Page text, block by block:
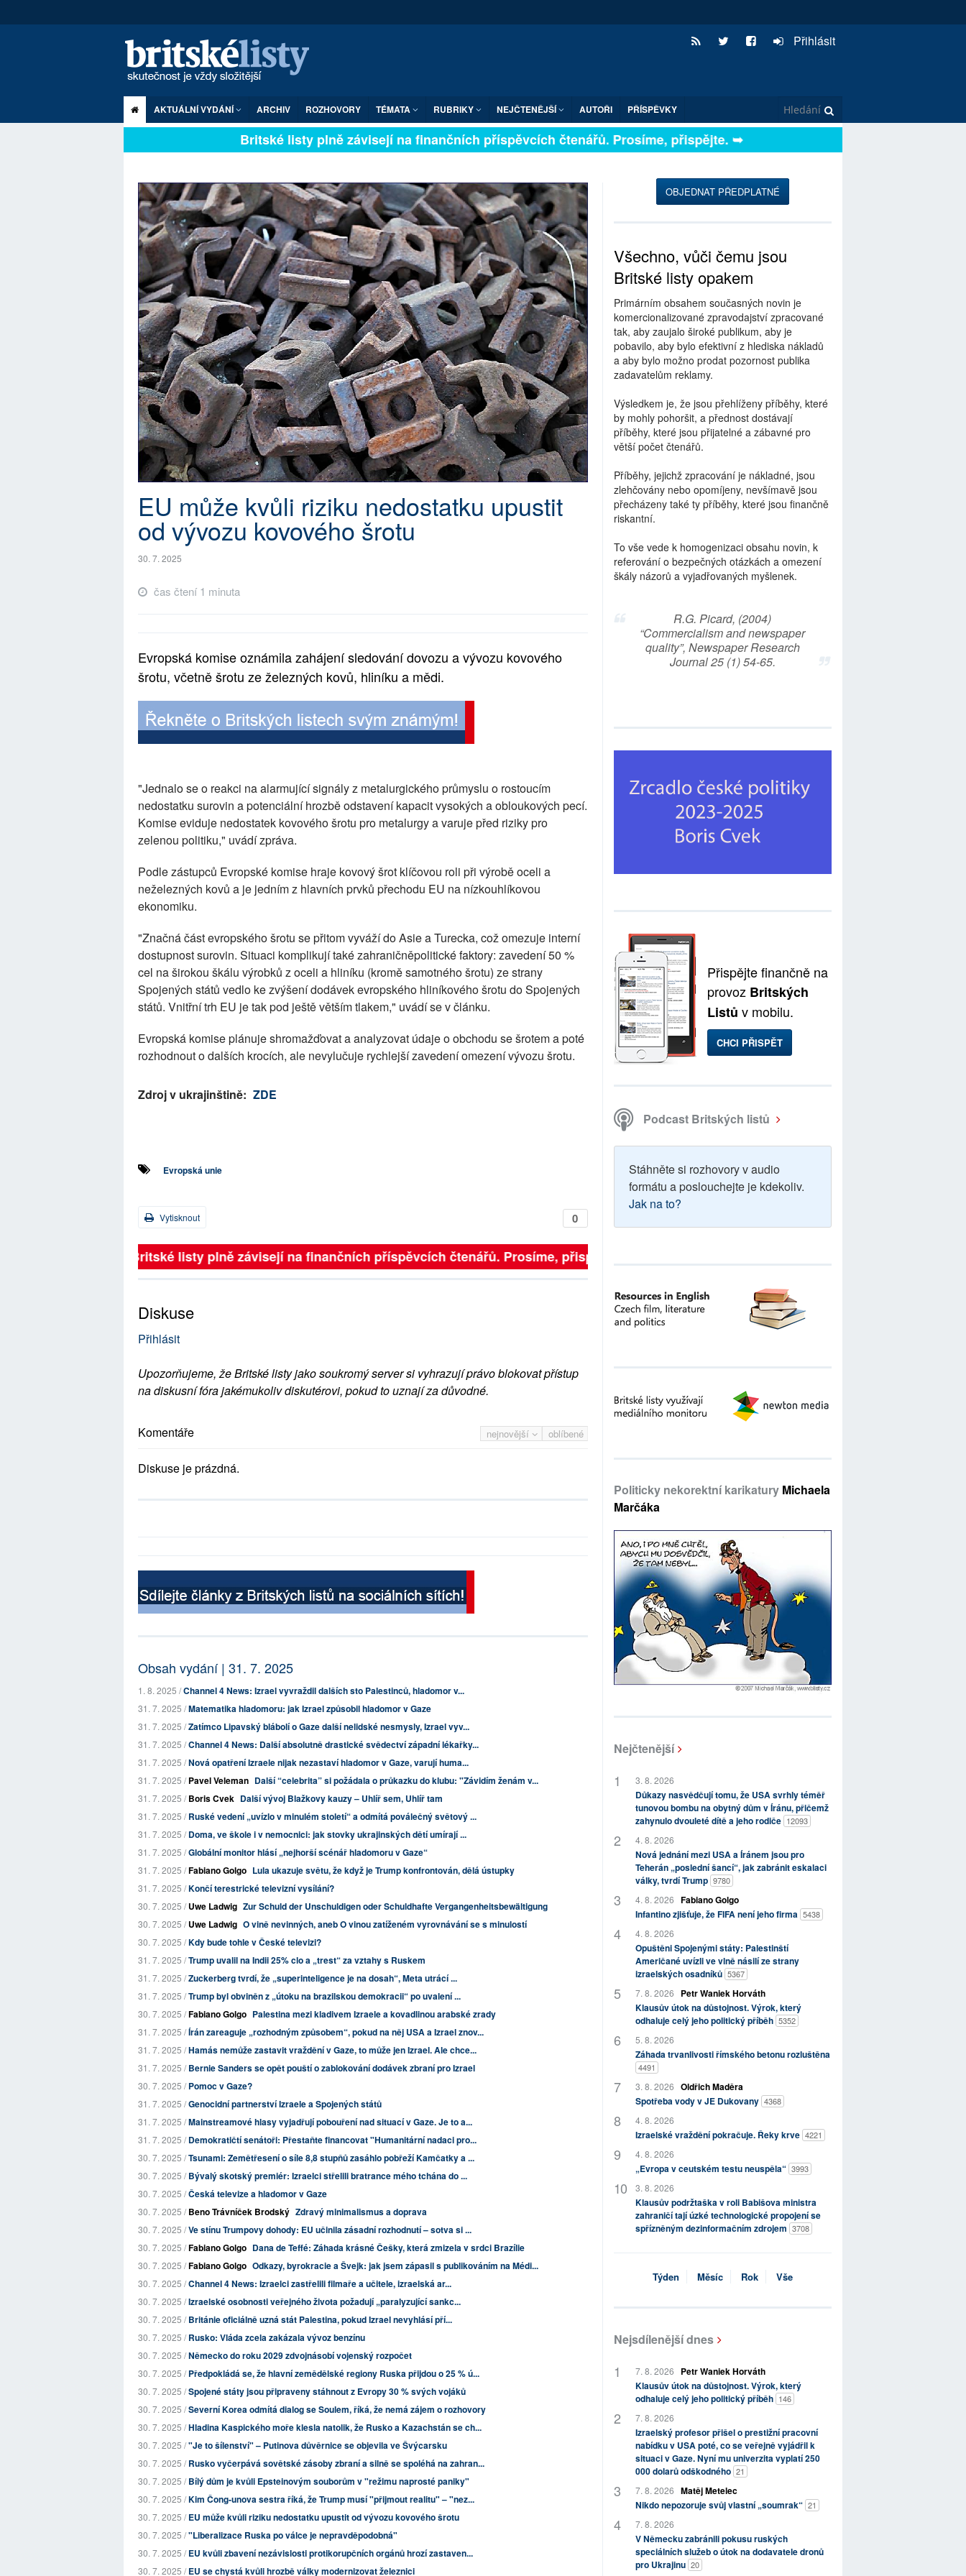
Přihlásit
AKTUÁLNÍ VYDÁNÍ ARCHIV ROZHOVORY TÉMATA RUBRIKY NEJČTENĚJŠÍ AUTOŘI PŘÍSPĚVKY
Britské listy plně závisejí na finančních příspěvcích čtenářů. Prosíme, přispějte. ➥
EU může kvůli riziku nedostatku upustit
od vývozu kovového šrotu
30. 7. 2025
čas čtení 1 minuta
Evropská komise oznámila zahájení sledování dovozu a vývozu kovového
šrotu, včetně šrotu ze železných kovů, hliníku a mědi.
"Jednalo se o reakci na alarmující signály z metalurgického průmyslu o rostoucím
nedostatku surovin a potenciální hrozbě odstavení kapacit vysokých a obloukových pecí.
Komise eviduje nedostatek kovového šrotu pro metalurgy a varuje před riziky pro
zelenou politiku," uvádí zpráva.
Podle zástupců Evropské komise hraje kovový šrot klíčovou roli při výrobě oceli a
neželezných kovů a je jedním z hlavních prvků přechodu EU na nízkouhlíkovou
ekonomiku.
"Značná část evropského šrotu se přitom vyváží do Asie a Turecka, což omezuje interní
dostupnost surovin. Situaci komplikují také zahraničněpolitické faktory: zavedení 50 %
cel na širokou škálu výrobků z oceli a hliníku (kromě samotného šrotu) ze strany
Spojených států vedlo ke zvýšení dodávek evropského hliníkového šrotu do Spojených
států. Vnitřní trh EU je tak pod ještě větším tlakem," uvádí se v článku.
Evropská komise plánuje shromažďovat a analyzovat údaje o obchodu se šrotem a poté
rozhodnout o dalších krocích, ale nevylučuje rychlejší zavedení omezení vývozu šrotu.
Zdroj v ukrajinštině: ZDE
Evropská unie
0
Vytisknout
Britské listy plně závisejí na finančních příspěvcích čtenářů. Prosíme, přispějte. ➥
Diskuse
Přihlásit
Upozorňujeme, že Britské listy jako soukromý server si vyhrazují právo blokovat přístup
na diskusní fóra jakémukoliv diskutérovi, pokud to uznají za důvodné.
nejnovější oblíbené
Komentáře
Diskuse je prázdná.
Obsah vydání | 31. 7. 2025
1. 8. 2025 /Channel 4 News: Izrael vyvraždil dalších sto Palestinců, hladomor v...
31. 7. 2025 /Matematika hladomoru: jak Izrael způsobil hladomor v Gaze
31. 7. 2025 /Zatímco Lipavský blábolí o Gaze další nelidské nesmysly, Izrael vyv...
31. 7. 2025 /Channel 4 News: Další absolutně drastické svědectví západní lékařky...
31. 7. 2025 /Nová opatření Izraele nijak nezastaví hladomor v Gaze, varují huma...
31. 7. 2025 /Pavel Veleman Další “celebrita” si požádala o průkazku do klubu: "Závidím ženám v...
31. 7. 2025 /Boris Cvek Další vývoj Blažkovy kauzy – Uhlíř sem, Uhlíř tam
31. 7. 2025 /Ruské vedení „uvízlo v minulém století“ a odmítá poválečný světový ...
31. 7. 2025 /Doma, ve škole i v nemocnici: jak stovky ukrajinských dětí umírají ...
31. 7. 2025 /Globální monitor hlásí „nejhorší scénář hladomoru v Gaze“
31. 7. 2025 /Fabiano Golgo Lula ukazuje světu, že když je Trump konfrontován, dělá ústupky
31. 7. 2025 /Končí terestrické televizní vysílání?
30. 7. 2025 /Uwe Ladwig Zur Schuld der Unschuldigen oder Schuldhafte Vergangenheitsbewältigung
30. 7. 2025 /Uwe Ladwig O vině nevinných, aneb O vinou zatíženém vyrovnávání se s minulostí
30. 7. 2025 /Kdy bude tohle v České televizi?
31. 7. 2025 /Trump uvalil na Indii 25% clo a „trest“ za vztahy s Ruskem
31. 7. 2025 /Zuckerberg tvrdí, že „superinteligence je na dosah“, Meta utrácí ...
31. 7. 2025 /Trump byl obviněn z „útoku na brazilskou demokracii“ po uvalení ...
30. 7. 2025 /Fabiano Golgo Palestina mezi kladivem Izraele a kovadlinou arabské zrady
31. 7. 2025 /Írán zareaguje „rozhodným způsobem“, pokud na něj USA a Izrael znov...
31. 7. 2025 /Hamás nemůže zastavit vraždění v Gaze, to může jen Izrael. Ale chce...
31. 7. 2025 /Bernie Sanders se opět pouští o zablokování dodávek zbraní pro Izrael
30. 7. 2025 /Pomoc v Gaze?
31. 7. 2025 /Genocidní partnerství Izraele a Spojených států
31. 7. 2025 /Mainstreamové hlasy vyjadřují pobouření nad situací v Gaze. Je to a...
31. 7. 2025 /Demokratičtí senátoři: Přestaňte financovat "Humanitární nadaci pro...
30. 7. 2025 /Tsunami: Zemětřesení o síle 8,8 stupňů zasáhlo pobřeží Kamčatky a ...
30. 7. 2025 /Bývalý skotský premiér: Izraelci střelili bratrance mého tchána do ...
30. 7. 2025 /Česká televize a hladomor v Gaze
30. 7. 2025 /Beno Trávníček Brodský Zdravý minimalismus a doprava
30. 7. 2025 /Ve stínu Trumpovy dohody: EU učinila zásadní rozhodnutí – sotva si ...
30. 7. 2025 /Fabiano Golgo Dana de Teffé: Záhada krásné Češky, která zmizela v srdci Brazílie
30. 7. 2025 /Fabiano Golgo Odkazy, byrokracie a Švejk: jak jsem zápasil s publikováním na Médi...
30. 7. 2025 /Channel 4 News: Izraelci zastřelili filmaře a učitele, izraelská ar...
30. 7. 2025 /Izraelské osobnosti veřejného života požadují „paralyzující sankc...
30. 7. 2025 /Británie oficiálně uzná stát Palestina, pokud Izrael nevyhlásí pří...
30. 7. 2025 /Rusko: Vláda zcela zakázala vývoz benzínu
30. 7. 2025 /Německo do roku 2029 zdvojnásobí vojenský rozpočet
30. 7. 2025 /Předpokládá se, že hlavní zemědělské regiony Ruska přijdou o 25 % ú...
30. 7. 2025 /Spojené státy jsou připraveny stáhnout z Evropy 30 % svých vojáků
30. 7. 2025 /Severní Korea odmítá dialog se Soulem, říká, že nemá zájem o rozhovory
30. 7. 2025 /Hladina Kaspického moře klesla natolik, že Rusko a Kazachstán se ch...
30. 7. 2025 /"Je to šílenství" – Putinova důvěrnice se objevila ve Švýcarsku
30. 7. 2025 /Rusko vyčerpává sovětské zásoby zbraní a silně se spoléhá na zahran...
30. 7. 2025 /Bílý dům je kvůli Epsteinovým souborům v "režimu naprosté paniky"
30. 7. 2025 /Kim Čong-unova sestra říká, že Trump musí "přijmout realitu" – "nez...
30. 7. 2025 /EU může kvůli riziku nedostatku upustit od vývozu kovového šrotu
30. 7. 2025 /"Liberalizace Ruska po válce je nepravděpodobná"
30. 7. 2025 /EU kvůli zbavení nezávislosti protikorupčních orgánů hrozí zastaven...
30. 7. 2025 /EU se chystá kvůli hrozbě války modernizovat železnici
OBJEDNAT PŘEDPLATNÉ
Všechno, vůči čemu jsou
Britské listy opakem
Primárním obsahem současných novin je
komercionalizované zpravodajství zpracované
tak, aby zaujalo široké publikum, aby je
pobavilo, aby bylo efektivní z hlediska nákladů
a aby bylo možno prodat pozornost publika
zadavatelům reklamy.
Výsledkem je, že jsou přehlíženy příběhy, které
by mohly pohoršit, a přednost dostávají
příběhy, které jsou přijatelné a zábavné pro
větší počet čtenářů.
Příběhy, jejichž zpracování je nákladné, jsou
zlehčovány nebo opomíjeny, nevšímavě jsou
přecházeny také ty příběhy, které jsou finančně
riskantní.
To vše vede k homogenizaci obsahu novin, k
referování o bezpečných otázkách a omezení
škály názorů a vyjadřovaných myšlenek.
R.G. Picard, (2004)
“Commercialism and newspaper
quality”, Newspaper Research
Journal 25 (1) 54-65.
Přispějte finančně na
provoz Britských
Listů v mobilu.
CHCI PŘISPĚT
Podcast Britských listů
Stáhněte si rozhovory v audio
formátu a poslouchejte je kdekoliv.
Jak na to?
Politicky nekorektní karikatury Michaela
Marčáka
Nejčtenější
3. 8. 2026
Důkazy nasvědčují tomu, že USA svrhly téměř
tunovou bombu na obytný dům v Íránu, přičemž
zahynulo dvouleté dítě a jeho rodiče 12093
4. 8. 2026
Nová jednání mezi USA a Íránem jsou pro
Teherán „poslední šancí“, jak zabránit eskalaci
války, tvrdí Trump 9780
4. 8. 2026 Fabiano Golgo
Infantino zjišťuje, že FIFA není jeho firma 5438
4. 8. 2026
Opuštěni Spojenými státy: Palestinští
Američané uvízli ve vlně násilí ze strany
izraelských osadníků 5367
7. 8. 2026
Petr Waniek Horváth
Klausův útok na důstojnost. Výrok, který
odhaluje celý jeho politický příběh 5352
5. 8. 2026
Záhada trvanlivosti římského betonu rozluštěna
4491
3. 8. 2026 Oldřich Maděra
Spotřeba vody v JE Dukovany 4368
4. 8. 2026
Izraelské vraždění pokračuje. Řeky krve 4221
4. 8. 2026
„Evropa v ceutském testu neuspěla“ 3993
3. 8. 2026
Klausův podržtaška v roli Babišova ministra
zahraničí tají úzké technologické propojení se
spřízněným dezinformačním zdrojem 3708
Týden Měsíc Rok Vše
Nejsdílenější dnes
7. 8. 2026
Petr Waniek Horváth
Klausův útok na důstojnost. Výrok, který
odhaluje celý jeho politický příběh 146
7. 8. 2026
Izraelský profesor přišel o prestižní pracovní
nabídku v USA poté, co se veřejně vyjádřil k
situaci v Gaze. Nyní mu univerzita vyplatí 250
000 dolarů odškodného 21
7. 8. 2026 Matěj Metelec
Nikdo nepozoruje svůj vlastní „soumrak“ 21
7. 8. 2026
V Německu zabránili pokusu ruských
speciálních služeb o útok na dodavatele dronů
pro Ukrajinu 20